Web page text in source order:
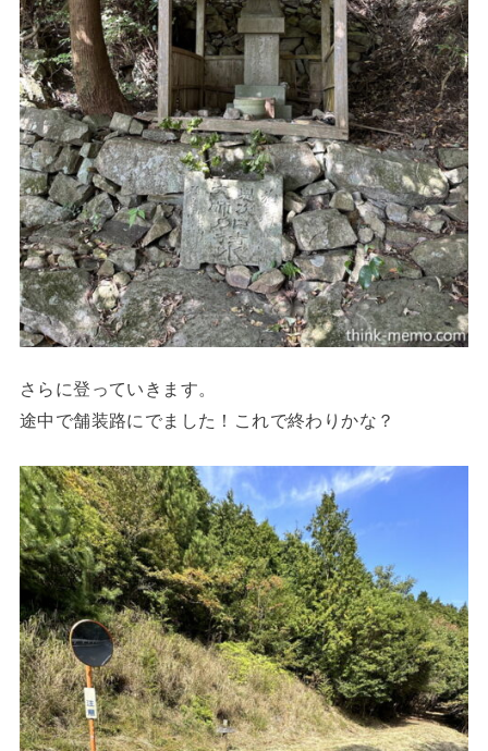
さらに登っていきます。
途中で舗装路にでました！これで終わりかな？